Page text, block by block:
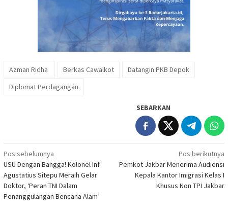
Azman Ridha Berkas Cawalkot
Datangin PKB Depok
Diplomat Perdagangan
SEBARKAN
Navigasi
pos
Pos sebelumnya
USU Dengan Bangga! Kolonel Inf
Agustatius Sitepu Meraih Gelar
Doktor, ‘Peran TNI Dalam
Penanggulangan Bencana Alam’
Pos berikutnya
Pemkot Jakbar Menerima Audiensi
Kepala Kantor Imigrasi Kelas I
Khusus Non TPI Jakbar